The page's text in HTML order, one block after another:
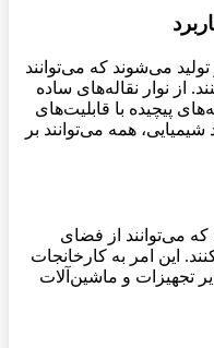
می‌شوند که می‌توانند
از نوار نقاله‌های ساده
پیچیده با قابلیت‌های
همه می‌توانند بر
که می‌توانند از فضای
این امر به کارخانجات
تجهیزات و ماشین‌آلات